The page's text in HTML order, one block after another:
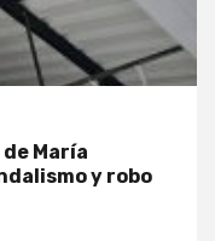
María
y robo